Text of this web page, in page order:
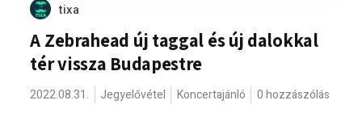
tixa
A Zebrahead új taggal és új dalokkal
tér vissza Budapestre
2022.08.31. Jegyelővétel Koncertajánló 0 hozzászólás